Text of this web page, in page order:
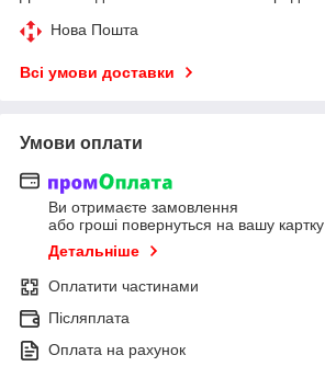
Нова Пошта
Всі умови доставки
Умови оплати
Ви отримаєте замовлення
або гроші повернуться на вашу картку
Детальніше
Оплатити частинами
Післяплата
Оплата на рахунок